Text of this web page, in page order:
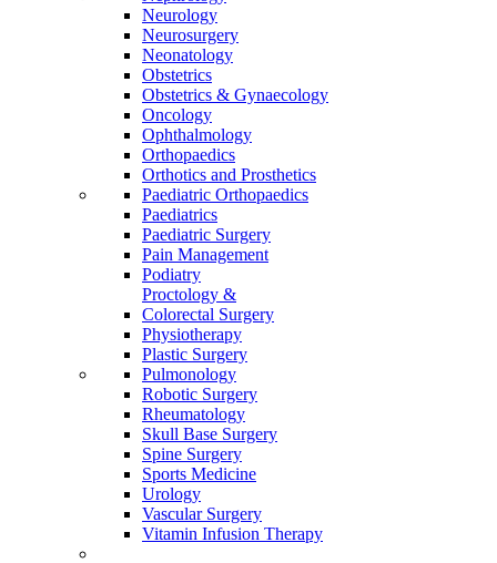
Neurology
Neurosurgery
Neonatology
Obstetrics
Obstetrics & Gynaecology
Oncology
Ophthalmology
Orthopaedics
Orthotics and Prosthetics
Paediatric Orthopaedics
Paediatrics
Paediatric Surgery
Pain Management
Podiatry
Proctology &
Colorectal Surgery
Physiotherapy
Plastic Surgery
Pulmonology
Robotic Surgery
Rheumatology
Skull Base Surgery
Spine Surgery
Sports Medicine
Urology
Vascular Surgery
Vitamin Infusion Therapy